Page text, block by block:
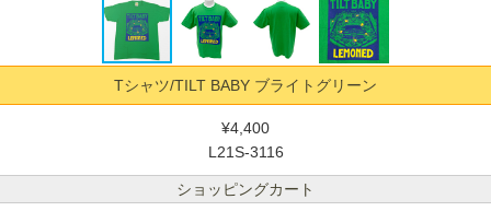
Tシャツ/TILT BABY ブライトグリーン
¥4,400
L21S-3116
ショッピングカート